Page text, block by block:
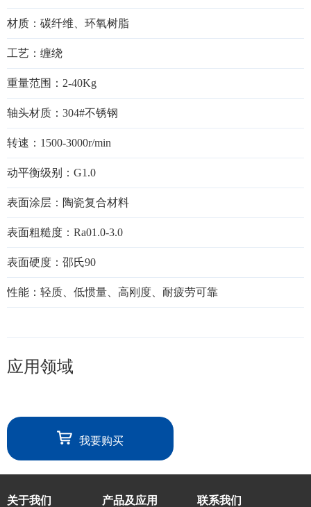
材质：碳纤维、环氧树脂
工艺：缠绕
重量范围：2-40Kg
轴头材质：304#不锈钢
转速：1500-3000r/min
动平衡级别：G1.0
表面涂层：陶瓷复合材料
表面粗糙度：Ra01.0-3.0
表面硬度：邵氏90
性能：轻质、低惯量、高刚度、耐疲劳可靠
应用领域
我要购买
关于我们 产品及应用 联系我们